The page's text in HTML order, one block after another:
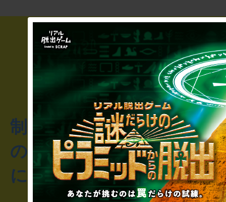
制作のご相談・コラボレ
のお客様からのご質問や
にお問い合わせください